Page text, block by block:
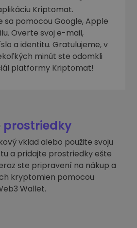
Kriptomat.
sa pomocou Google, Apple
Overte svoj e-mail,
a identitu. Gratulujeme, v
minút ste odomkli
platformy Kriptomat!
prostriedky
vklad alebo použite svoju
a pridajte prostriedky ešte
ste pripravení na nákup a
kryptomien pomocou
Wallet.